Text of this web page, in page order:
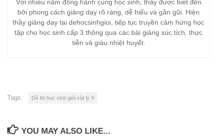
Với nhiều năm đồng hành cùng học sinh, thầy được biết đến
bởi phong cách giảng dạy rõ ràng, dễ hiểu và gần gũi. Hiện
thầy giảng dạy tại dehocsinhgioi, tiếp tục truyền cảm hứng học
tập cho học sinh cấp 3 thông qua các bài giảng súc tích, thực
tiễn và giàu nhiệt huyết.
Tags: Đề thi học sinh giỏi vật lý 9
YOU MAY ALSO LIKE...